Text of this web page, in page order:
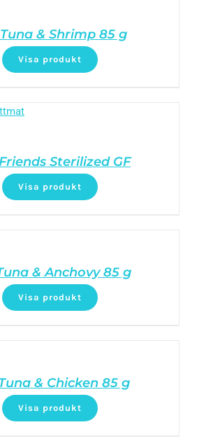
& Shrimp 85 g
Visa produkt
Sterilized GF
Visa produkt
& Anchovy 85 g
Visa produkt
& Chicken 85 g
Visa produkt